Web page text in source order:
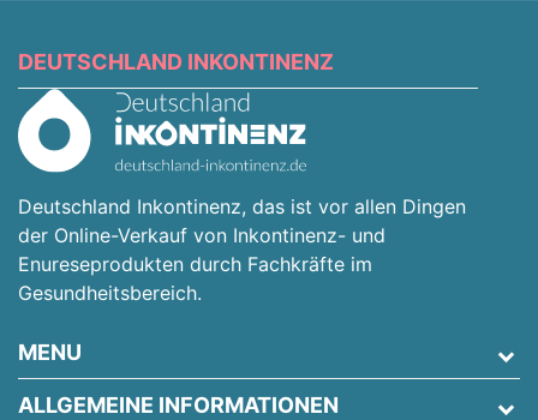
DEUTSCHLAND INKONTINENZ
Deutschland Inkontinenz, das ist vor allen Dingen
der Online-Verkauf von Inkontinenz- und
Enureseprodukten durch Fachkräfte im
Gesundheitsbereich.
MENU
ALLGEMEINE INFORMATIONEN